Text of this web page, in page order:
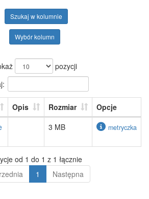
Szukaj w kolumnie
Wybór kolumn
pozycji
Opis Rozmiar
Opcje
3 MB metryczka
od 1 do 1 z 1 łącznie
1 Następna